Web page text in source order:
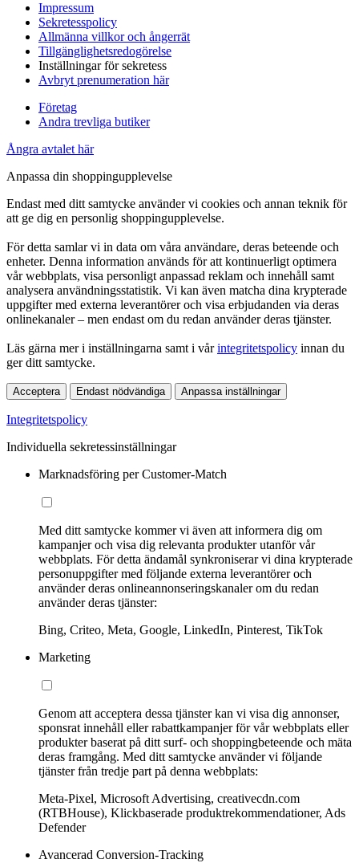
Impressum
Sekretesspolicy
Allmänna villkor och ångerrät
Tillgänglighetsredogörelse
Inställningar för sekretess
Avbryt prenumeration här
Företag
Andra trevliga butiker
Ångra avtalet här
Anpassa din shoppingupplevelse
Endast med ditt samtycke använder vi cookies och annan teknik för
att ge dig en personlig shoppingupplevelse.
För detta samlar vi in data om våra användare, deras beteende och
enheter. Denna information används för att kontinuerligt optimera
vår webbplats, visa personligt anpassad reklam och innehåll samt
analysera användningsstatistik. Vi kan även matcha dina krypterade
uppgifter med externa leverantörer och visa erbjudanden via deras
onlinekanaler – men endast om du redan använder deras tjänster.
Läs gärna mer i inställningarna samt i vårintegritetspolicy innan du
ger ditt samtycke.
Acceptera Endast nödvändiga Anpassa inställningar
Integritetspolicy
Individuella sekretessinställningar
Marknadsföring per Customer-Match
Med ditt samtycke kommer vi även att informera dig om
kampanjer och visa dig relevanta produkter utanför vår
webbplats. För detta ändamål synkroniserar vi dina krypterade
personuppgifter med följande externa leverantörer och
använder deras onlineannonseringskanaler om du redan
använder deras tjänster:
Bing, Criteo, Meta, Google, LinkedIn, Pinterest, TikTok
Marketing
Genom att acceptera dessa tjänster kan vi visa dig annonser,
sponsrat innehåll eller rabattkampanjer för vår webbplats eller
produkter baserat på ditt surf- och shoppingbeteende och mäta
deras framgång. Med ditt samtycke använder vi följande
tjänster från tredje part på denna webbplats:
Meta-Pixel, Microsoft Advertising, creativecdn.com
(RTBHouse), Klickbaserade produktrekommendationer, Ads
Defender
Avancerad Conversion-Tracking